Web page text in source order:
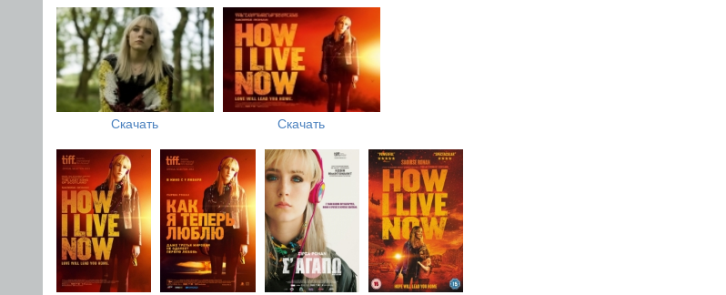
Скачать Скачать